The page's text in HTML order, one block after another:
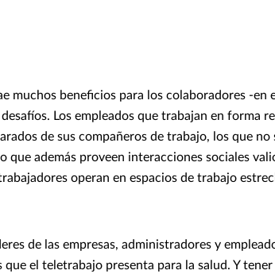
muchos beneficios para los colaboradores -en
Los empleados que trabajan en forma
de sus compañeros de trabajo, los que
que además proveen interacciones sociales
operan en espacios de trabajo
de las empresas, administradores y
que el teletrabajo presenta para la salud. Y